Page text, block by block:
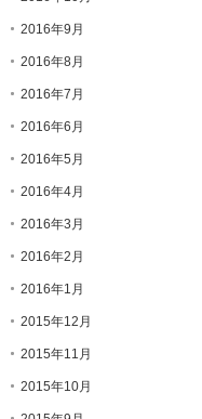
2016年9月
2016年8月
2016年7月
2016年6月
2016年5月
2016年4月
2016年3月
2016年2月
2016年1月
2015年12月
2015年11月
2015年10月